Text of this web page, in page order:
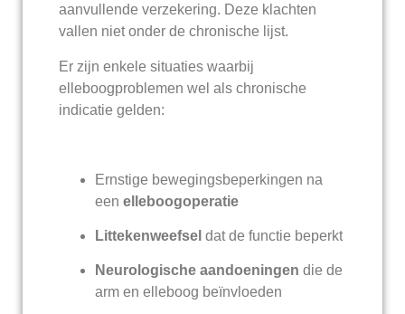
aanvullende verzekering. Deze klachten
vallen niet onder de chronische lijst.
Er zijn enkele situaties waarbij
elleboogproblemen wel als chronische
indicatie gelden:
Ernstige bewegingsbeperkingen na
een elleboogoperatie
Littekenweefsel dat de functie beperkt
Neurologische aandoeningen die de
arm en elleboog beïnvloeden